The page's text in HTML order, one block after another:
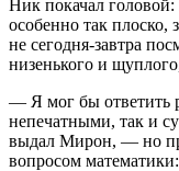
Ник покачал
особенно так плоско,
не сегодня-завтра
низенького и
— Я мог бы ответить
непечатными, так и
выдал Мирон, — но
вопросом